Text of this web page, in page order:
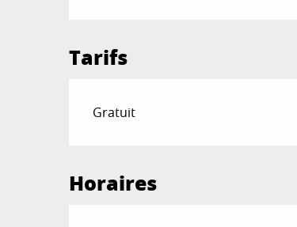
Tarifs
Gratuit
Horaires